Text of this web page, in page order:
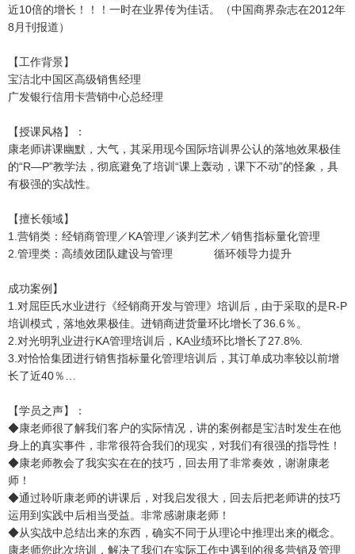
近10倍的增长！！！一时在业界传为佳话。（中国商界杂志在2012年
8月刊报道）
【工作背景】
宝洁北中国区高级销售经理
广发银行信用卡营销中心总经理
【授课风格】：
康老师讲课幽默，大气，其采用现今国际培训界公认的落地效果极佳
的“R—P”教学法，彻底避免了培训“课上轰动，课下不动”的怪象，具
有极强的实战性。
【擅长领域】
1.营销类：经销商管理／KA管理／谈判艺术／销售指标量化管理
2.管理类：高绩效团队建设与管理 循环领导力提升
成功案例】
1.对屈臣氏水业进行《经销商开发与管理》培训后，由于采取的是R-P
培训模式，落地效果极佳。进销商进货量环比增长了36.6％。
2.对光明乳业进行KA管理培训后，KA业绩环比增长了27.8%.
3.对恰恰集团进行销售指标量化管理培训后，其订单成功率较以前增
长了近40％…
【学员之声】：
◆康老师很了解我们客户的实际情况，讲的案例都是宝洁时发生在他
身上的真实事件，非常很符合我们的现实，对我们有很强的指导性！
◆康老师教会了我实实在在的技巧，回去用了非常奏效，谢谢康老
师！
◆通过聆听康老师的讲课后，对我启发很大，回去后把老师讲的技巧
运用到实践中后相当受益。非常感谢康老师！
◆从实战中总结出来的东西，确实不同于从理论中推理出来的概念。
康老师您此次培训，解决了我们在实际工作中遇到的很多营销及管理